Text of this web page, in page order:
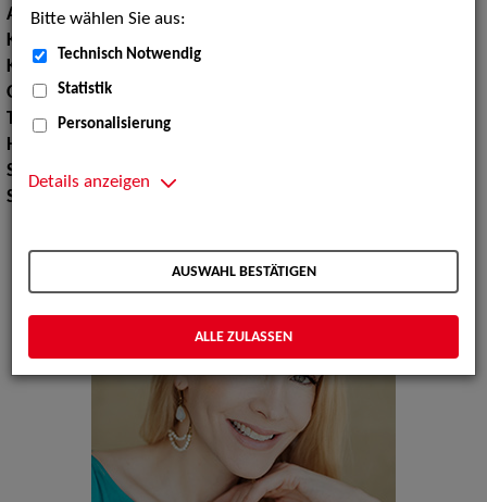
Augenfarbe:blau, grünblau
Körpergröße:
Konfektionsgröße:
34 36
Oberweite:85
Taille:
65
Hüfte:
Schuhgröße:
41
Specials:
Bitte wählen Sie aus:
Technisch Notwendig
Statistik
Personalisierung
Details anzeigen
AUSWAHL BESTÄTIGEN
ALLE ZULASSEN